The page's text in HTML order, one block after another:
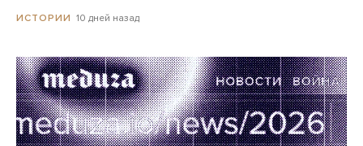
ИСТОРИИ 10 дней назад